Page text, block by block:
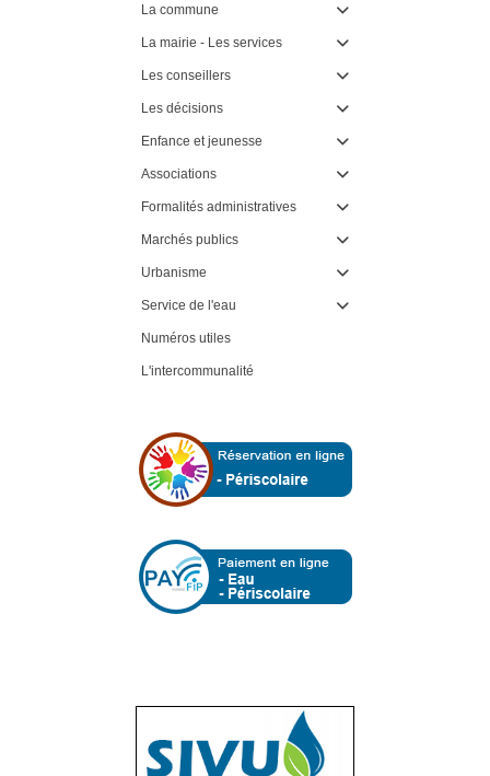
La commune 
La mairie - Les services 
Les conseillers 
Les décisions 
Enfance et jeunesse 
Associations 
Formalités administratives 
Marchés publics 
Urbanisme 
Service de l'eau 
Numéros utiles
L'intercommunalité